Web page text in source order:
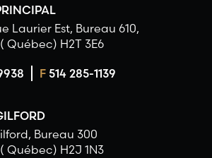
Laurier Est, Bureau 610,
Québec) H2T 3E6
F514 285-1139
Bureau 300
Québec) H2J 1N3